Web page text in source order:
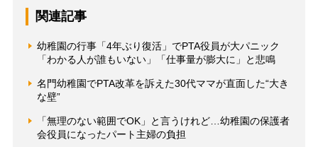
関連記事
幼稚園の行事「4年ぶり復活」でPTA役員が大パニック
「わかる人が誰もいない」「仕事量が膨大に」と悲鳴
名門幼稚園でPTA改革を訴えた30代ママが直面した“大き
な壁”
「無理のない範囲でOK」と言うけれど…幼稚園の保護者
会役員になったパート主婦の負担